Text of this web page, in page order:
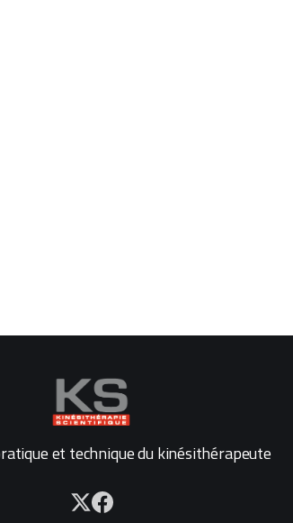
et technique du kinésithérapeute